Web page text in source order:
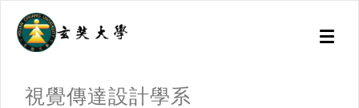
Toggle
視覺傳達設計學系